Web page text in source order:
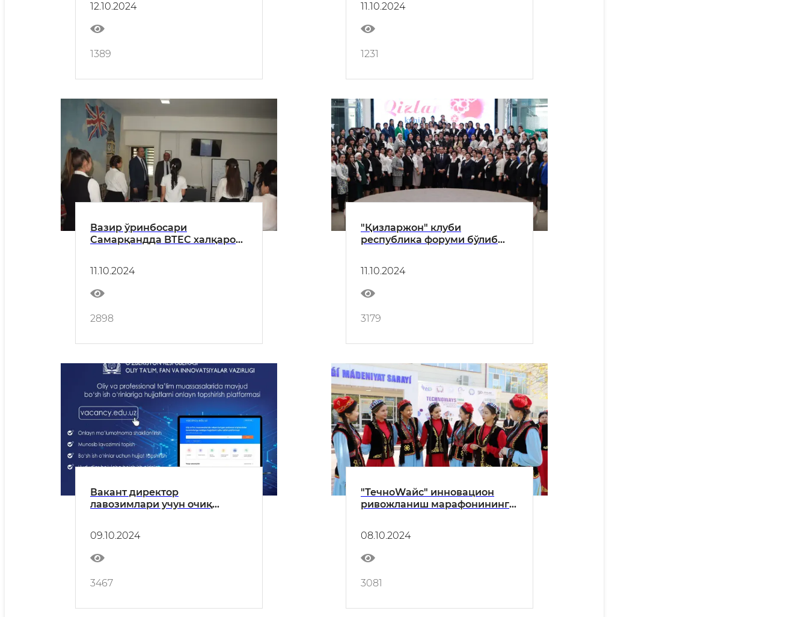
12.10.2024
1389
11.10.2024
1231
Вазир ўринбосари
Самарқандда BTEC халқаро
ишлари билан танишди
11.10.2024
2898
"Қизларжон" клуби
республика форуми бўлиб
11.10.2024
3179
Вакант директор
лавозимлари учун очиқ
09.10.2024
3467
"ТечноWайс" инновацион
ривожланиш марафонининг
08.10.2024
3081